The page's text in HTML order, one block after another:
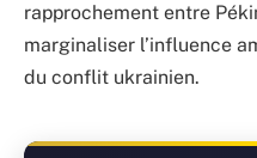
rapprochement entre
marginaliser l’influence
du conflit ukrainien.